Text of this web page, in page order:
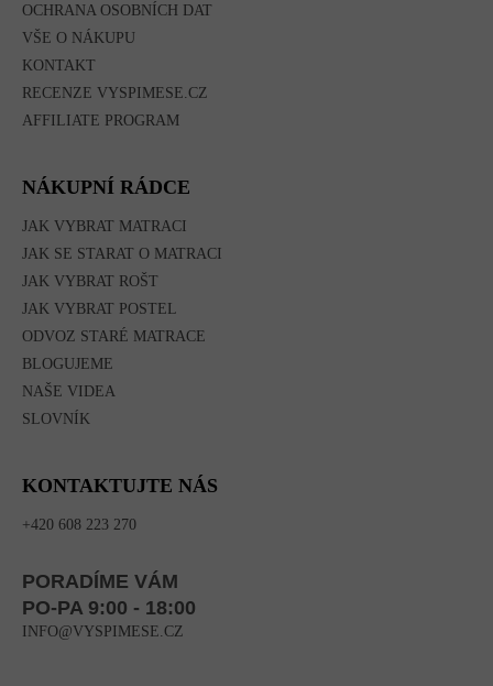
OCHRANA OSOBNÍCH DAT
VŠE O NÁKUPU
KONTAKT
RECENZE VYSPIMESE.CZ
AFFILIATE PROGRAM
NÁKUPNÍ RÁDCE
JAK VYBRAT MATRACI
JAK SE STARAT O MATRACI
JAK VYBRAT ROŠT
JAK VYBRAT POSTEL
ODVOZ STARÉ MATRACE
BLOGUJEME
NAŠE VIDEA
SLOVNÍK
KONTAKTUJTE NÁS
+420 608 223 270
PORADÍME VÁM
PO-PA 9:00 - 18:00
INFO@VYSPIMESE.CZ